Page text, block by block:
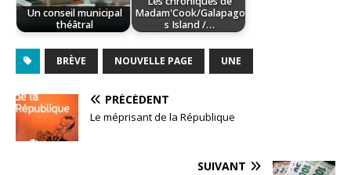
Un conseil municipal
théâtral
Madam'Cook/Galapago
s Island /…
BRÈVE NOUVELLE PAGE UNE
PRÉCÉDENT
Le méprisant de la République
SUIVANT